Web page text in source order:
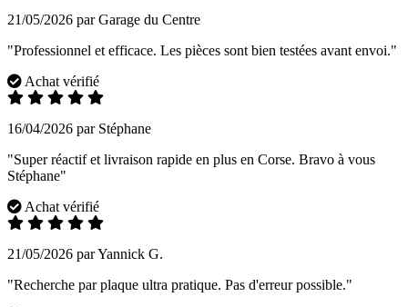
21/05/2026 par Garage du Centre
"Professionnel et efficace. Les pièces sont bien testées avant envoi."
Achat vérifié
16/04/2026 par Stéphane
"Super réactif et livraison rapide en plus en Corse. Bravo à vous
Stéphane"
Achat vérifié
21/05/2026 par Yannick G.
"Recherche par plaque ultra pratique. Pas d'erreur possible."